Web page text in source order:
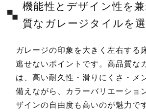
機能性とデザイン性を
質なガレージタイルを
ガレージの印象を大きく左右する
逃せないポイントです。高品質な
は、高い耐久性・滑りにくさ・メ
備えながら、カラーバリエーショ
ザインの自由度も高いのが魅力で